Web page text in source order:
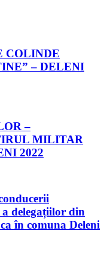
COLINDE
– DELENI
–
MILITAR
2022
delegațiilor din
în comuna Deleni